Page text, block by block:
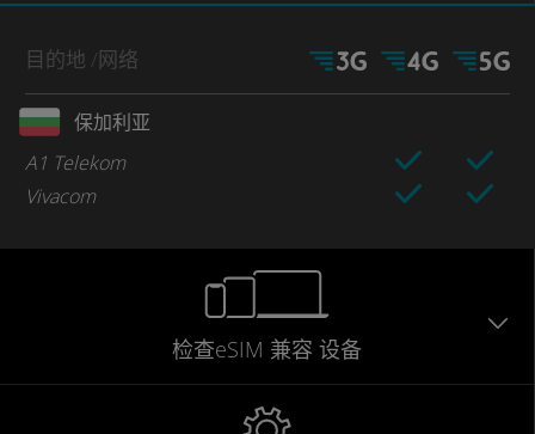
目的地 /网络
保加利亚
A1 Telekom
Vivacom
检查eSIM 兼容 设备